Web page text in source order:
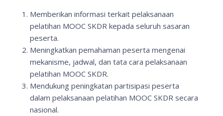
Memberikan informasi terkait pelaksanaan
pelatihan MOOC SKDR kepada seluruh sasaran
peserta.
Meningkatkan pemahaman peserta mengenai
mekanisme, jadwal, dan tata cara pelaksanaan
pelatihan MOOC SKDR.
Mendukung peningkatan partisipasi peserta
dalam pelaksanaan pelatihan MOOC SKDR secara
nasional.